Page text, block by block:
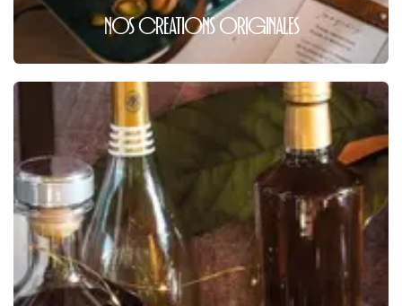
NOS CREATIONS ORIGINALES